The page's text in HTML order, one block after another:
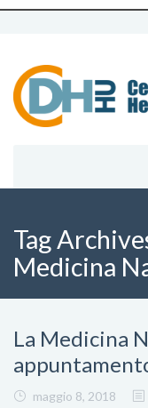
Tag
Medicina
La Medicina
maggio 8, 2018